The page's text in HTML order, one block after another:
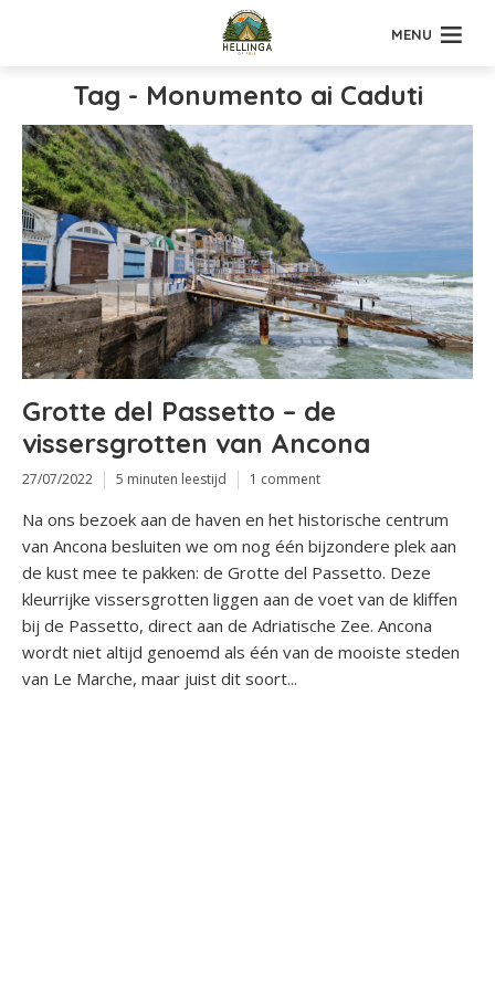
MENU
Tag - Monumento ai Caduti
Grotte del Passetto – de
vissersgrotten van Ancona
27/07/2022 5 minuten leestijd 1 comment
Na ons bezoek aan de haven en het historische centrum
van Ancona besluiten we om nog één bijzondere plek aan
de kust mee te pakken: de Grotte del Passetto. Deze
kleurrijke vissersgrotten liggen aan de voet van de kliffen
bij de Passetto, direct aan de Adriatische Zee. Ancona
wordt niet altijd genoemd als één van de mooiste steden
van Le Marche, maar juist dit soort...